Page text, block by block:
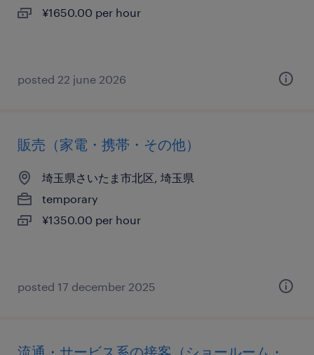
¥1650.00 per hour
posted 22 june 2026
販売（家電・携帯・その他）
埼玉県さいたま市北区, 埼玉県
temporary
¥1350.00 per hour
posted 17 december 2025
流通・サービス系の接客（ショールーム・